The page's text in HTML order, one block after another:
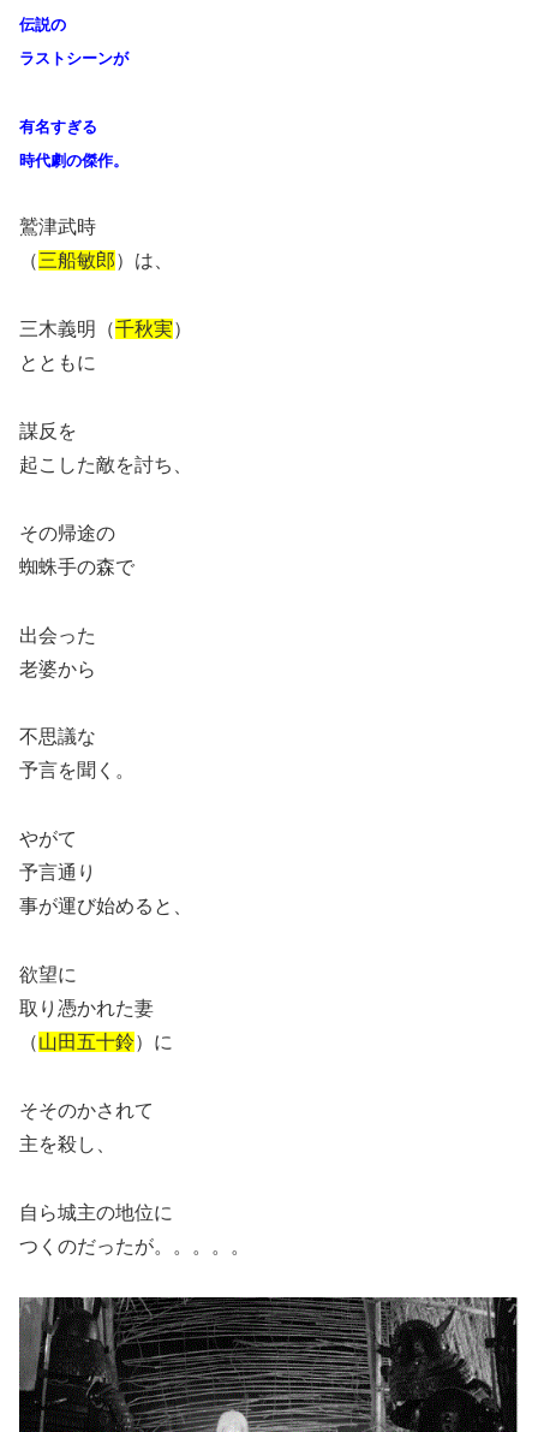
伝説の
ラストシーンが
有名すぎる
時代劇の傑作。
鷲津武時
（三船敏郎）は、
三木義明（千秋実）
とともに
謀反を
起こした敵を討ち、
その帰途の
蜘蛛手の森で
出会った
老婆から
不思議な
予言を聞く。
やがて
予言通り
事が運び始めると、
欲望に
取り憑かれた妻
（山田五十鈴）に
そそのかされて
主を殺し、
自ら城主の地位に
つくのだったが。。。。。